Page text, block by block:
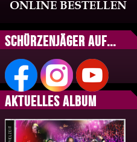
Schürzenjäger auf...
Aktuelles Album